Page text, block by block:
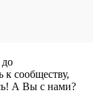
до
сообществу,
А Вы с нами?